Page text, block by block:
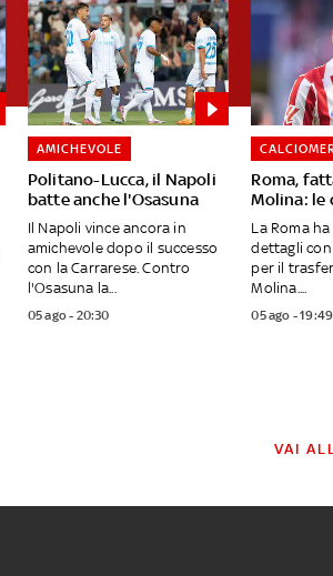
Politano-Lucca, il Napoli
batte anche l'Osasuna
AMICHEVOLE
Il Napoli vince ancora in
amichevole dopo il successo
con la Carrarese. Contro
l'Osasuna la...
05 ago - 20:30
Roma,
Molina: le
La Roma
dettagli
per il
Molina....
05 ago - 19:49
VAI